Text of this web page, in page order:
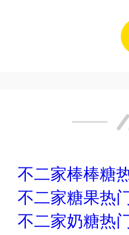
不二家棒棒糖
不二家糖果热
不二家奶糖热